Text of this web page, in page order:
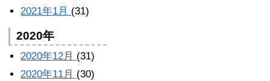
2021年1月 (31)
2020年
2020年12月 (31)
2020年11月 (30)